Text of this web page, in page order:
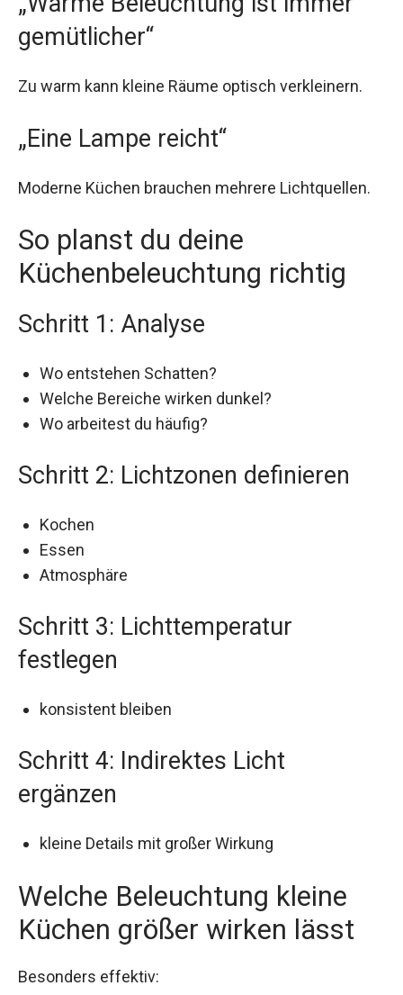
gemütlicher“
Zu warm kann kleine Räume optisch verkleinern.
„Eine Lampe reicht“
Moderne Küchen brauchen mehrere Lichtquellen.
So planst du deine
Küchenbeleuchtung richtig
Schritt 1: Analyse
Wo entstehen Schatten?
Welche Bereiche wirken dunkel?
Wo arbeitest du häufig?
Schritt 2: Lichtzonen definieren
Kochen
Essen
Atmosphäre
Schritt 3: Lichttemperatur
festlegen
konsistent bleiben
Schritt 4: Indirektes Licht
ergänzen
kleine Details mit großer Wirkung
Welche Beleuchtung kleine
Küchen größer wirken lässt
Besonders effektiv: